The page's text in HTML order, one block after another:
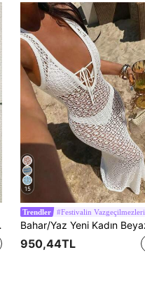
Kıyafetleri
15
Trendler #Festivalin Vazgeçilmezleri
950,44TL